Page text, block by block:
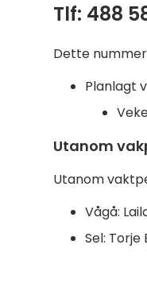
Tlf: 488
Dette
Planlagt
Utanom
Utanom
Vågå:
Sel: Torje